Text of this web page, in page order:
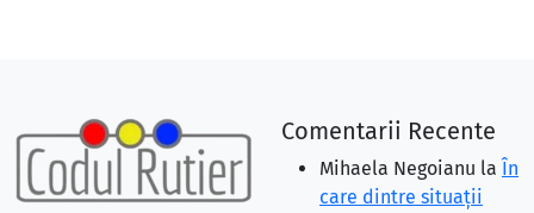
Comentarii Recente
Mihaela Negoianu la În
care dintre situaţii